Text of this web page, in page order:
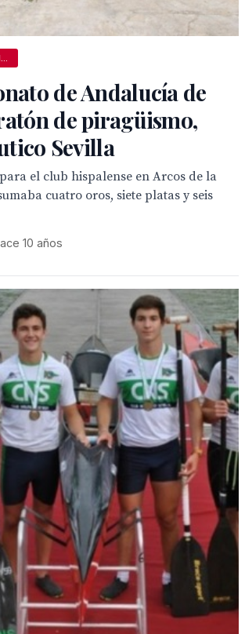
de Andalucía de
de piragüismo,
Sevilla
el club hispalense en Arcos de la
cuatro oros, siete platas y seis
10 años